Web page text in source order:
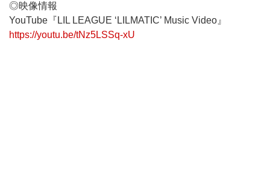
◎映像情報
YouTube『LIL LEAGUE ‘LILMATIC’ Music Video』
https://youtu.be/tNz5LSSq-xU